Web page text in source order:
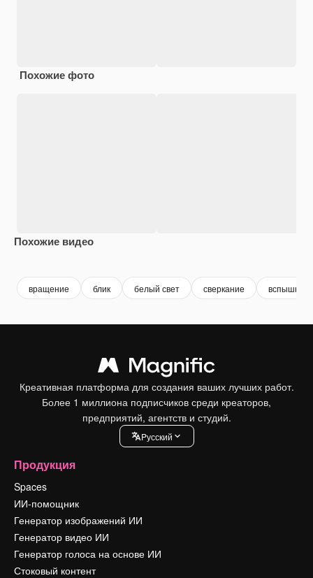
Похожие фото
Похожие видео
вращение блик белый свет сверкание вспышка
Креативная платформа для создания ваших лучших работ.
Более 1 миллиона подписчиков среди креаторов,
предприятий, агентств и студий.
Pусский
Продукция
Spaces
ИИ-помощник
Генератор изображений ИИ
Генератор видео ИИ
Генератор голоса на основе ИИ
Стоковый контент